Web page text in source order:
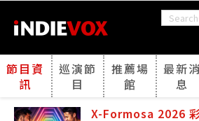
節目資
訊
巡演節
目
推薦場
館
最新消
息
X-Formosa 2026